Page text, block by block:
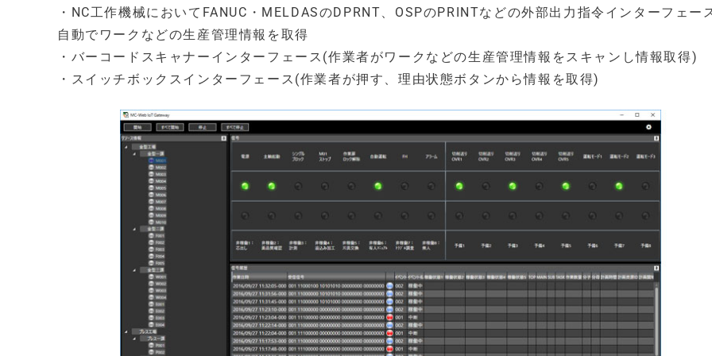
・NC工作機械においてFANUC・MELDASのDPRNT、OSPのPRINTなどの外部出力指令インターフェー
自動でワークなどの生産管理情報を取得
・バーコードスキャナーインターフェース(作業者がワークなどの生産管理情報をスキャンし情報取得)
・スイッチボックスインターフェース(作業者が押す、理由状態ボタンから情報を取得)